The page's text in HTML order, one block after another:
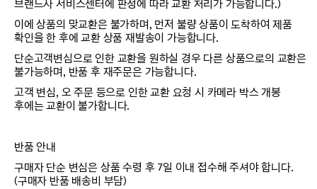
브랜드사 서비스센터에 판정에 따라 교환 처리가 가능합니다.)
이에 상품의 맞교환은 불가하며, 먼저 불량 상품이 도착하여 제품
확인을 한 후에 교환 상품 재발송이 가능합니다.
단순고객변심으로 인한 교환을 원하실 경우 다른 상품으로의 교환은
불가능하며, 반품 후 재주문은 가능합니다.
고객 변심, 오 주문 등으로 인한 교환 요청 시 카메라 박스 개봉
후에는 교환이 불가합니다.
반품 안내
구매자 단순 변심은 상품 수령 후 7일 이내 접수해 주셔야 합니다.
(구매자 반품 배송비 부담)